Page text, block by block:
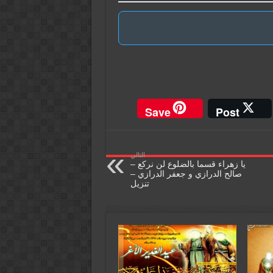
Post
Save
التالي
يا زهراء قسما بالضلوع لن نركع –
صالح الدرازي و جعفر الدرازي –
تنزيل